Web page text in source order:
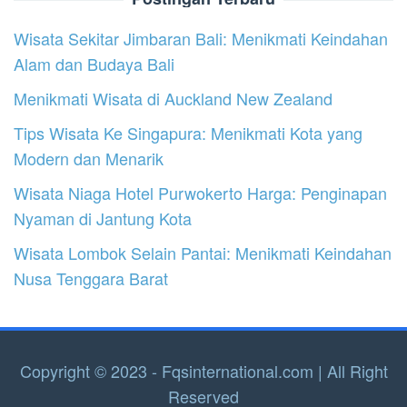
Wisata Sekitar Jimbaran Bali: Menikmati Keindahan
Alam dan Budaya Bali
Menikmati Wisata di Auckland New Zealand
Tips Wisata Ke Singapura: Menikmati Kota yang
Modern dan Menarik
Wisata Niaga Hotel Purwokerto Harga: Penginapan
Nyaman di Jantung Kota
Wisata Lombok Selain Pantai: Menikmati Keindahan
Nusa Tenggara Barat
Copyright © 2023 - Fqsinternational.com | All Right
Reserved